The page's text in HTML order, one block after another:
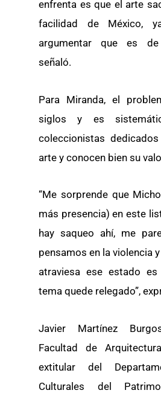
enfrenta es que el arte
facilidad de México,
argumentar que es de
señaló.
Para Miranda, el
siglos y es
coleccionistas
arte y conocen bien su
“Me sorprende que
más presencia) en este
hay saqueo ahí, me
pensamos en la violencia
atraviesa ese estado es
tema quede relegado”,
Javier Martínez
Facultad de
extitular del
Culturales del